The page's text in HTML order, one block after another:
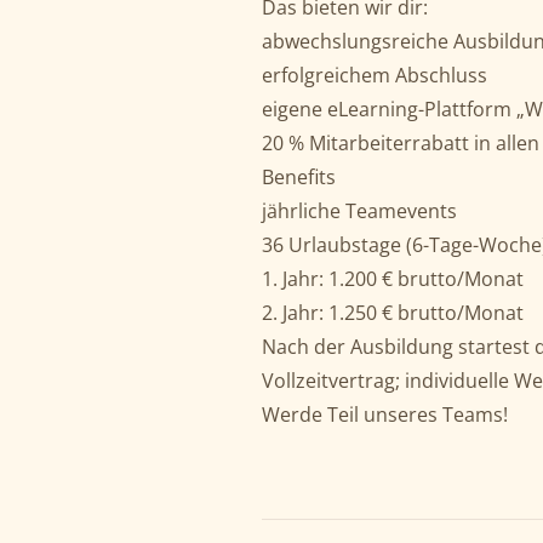
Das bieten wir dir:
abwechslungsreiche
erfolgreichem Abschluss
eigene eLearning-Plattform
20 % Mitarbeiterrabatt in
Benefits
jährliche Teamevents
36 Urlaubstage (6-Tage-
1. Jahr: 1.200 € brutto/Monat
2. Jahr: 1.250 € brutto/Monat
Nach der Ausbildung startest
Vollzeitvertrag; individuelle
Werde Teil unseres Teams!